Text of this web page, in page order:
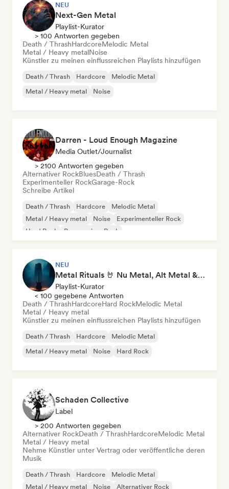
NEU
Next-Gen Metal
Playlist-Kurator
> 100 Antworten gegeben
Death / ThrashHardcoreMelodic Metal
Metal / Heavy metalNoise
Künstler zu meinen einflussreichen Playlists hinzufügen
Death / Thrash Hardcore
Melodic Metal
Metal / Heavy metal
Noise
Darren - Loud Enough Magazine
Media Outlet/Journalist
> 2100 Antworten gegeben
Alternativer RockBluesDeath / Thrash
Experimenteller RockGarage-Rock
Schreibe Artikel
Death / Thrash Hardcore
Melodic Metal
Metal / Heavy metal
Noise
Experimenteller Rock
Hard Rock
Progressiver Rock
NEU
Metal Rituals 🤘 Nu Metal, Alt Metal & Progressive Metal
Playlist-Kurator
< 100 gegebene Antworten
Death / ThrashHardcoreHard RockMelodic Metal
Metal / Heavy metal
Künstler zu meinen einflussreichen Playlists hinzufügen
Death / Thrash Hardcore
Melodic Metal
Metal / Heavy metal
Noise Hard Rock
Schaden Collective
Label
> 200 Antworten gegeben
Alternativer RockDeath / ThrashHardcoreMelodic Metal
Metal / Heavy metal
Nehme Künstler unter Vertrag oder veröffentliche deren
Musik
Death / Thrash Hardcore
Melodic Metal
Metal / Heavy metal
Noise Alternativer Rock